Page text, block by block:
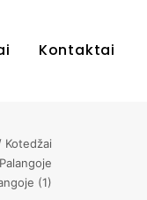
Kontaktai
Kotedžai
(1)